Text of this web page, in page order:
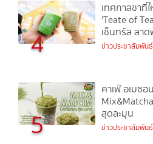
4
เทศกาลชาที่
'Teate of
เซ็นทรัล ลาด
ข่าวประชาสัมพันธ์
5
คาเฟ่ อเมซอ
สุดละมุน
ข่าวประชาสัมพันธ์